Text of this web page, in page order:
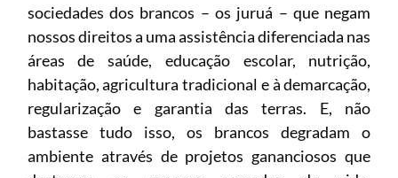
sociedades dos brancos – os juruá – que negam
nossos direitos a uma assistência diferenciada nas
áreas de saúde, educação escolar, nutrição,
habitação, agricultura tradicional e à demarcação,
regularização e garantia das terras. E, não
bastasse tudo isso, os brancos degradam o
ambiente através de projetos gananciosos que